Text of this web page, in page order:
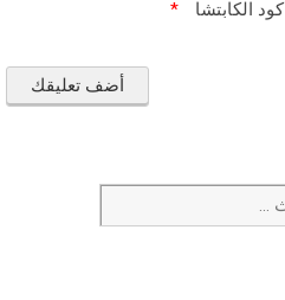
كود الكابتشا *